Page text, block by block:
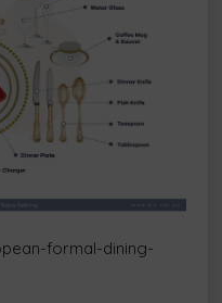
formal-dining-